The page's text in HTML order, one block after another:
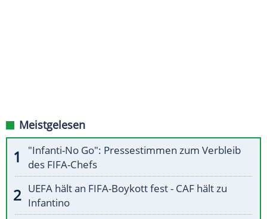
Meistgelesen
"Infanti-No Go": Pressestimmen zum Verbleib
des FIFA-Chefs
UEFA hält an FIFA-Boykott fest - CAF hält zu
Infantino